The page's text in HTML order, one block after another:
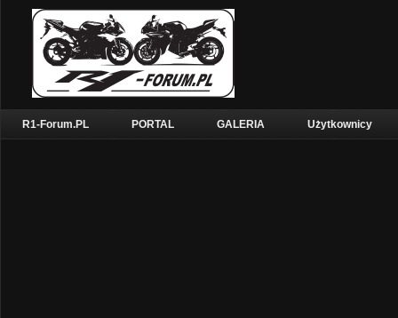
R1-Forum.PL PORTAL GALERIA Użytkownicy